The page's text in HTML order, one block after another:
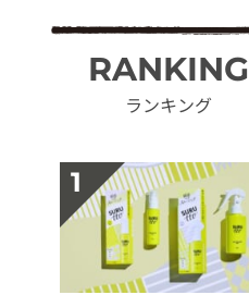
RANKING
ランキング